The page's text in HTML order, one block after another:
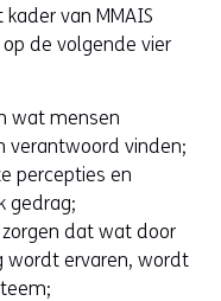
van MMAIS
de volgende vier
wat mensen
verantwoord vinden;
percepties en
gedrag;
zorgen dat wat door
wordt ervaren, wordt